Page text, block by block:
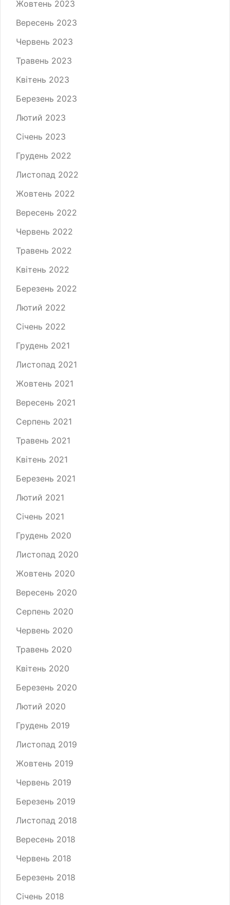
Жовтень 2023
Вересень 2023
Червень 2023
Травень 2023
Квітень 2023
Березень 2023
Лютий 2023
Січень 2023
Грудень 2022
Листопад 2022
Жовтень 2022
Вересень 2022
Червень 2022
Травень 2022
Квітень 2022
Березень 2022
Лютий 2022
Січень 2022
Грудень 2021
Листопад 2021
Жовтень 2021
Вересень 2021
Серпень 2021
Травень 2021
Квітень 2021
Березень 2021
Лютий 2021
Січень 2021
Грудень 2020
Листопад 2020
Жовтень 2020
Вересень 2020
Серпень 2020
Червень 2020
Травень 2020
Квітень 2020
Березень 2020
Лютий 2020
Грудень 2019
Листопад 2019
Жовтень 2019
Червень 2019
Березень 2019
Листопад 2018
Вересень 2018
Червень 2018
Березень 2018
Січень 2018